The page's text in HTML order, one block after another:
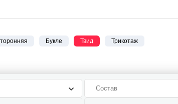
Букле Твид Трикотаж
Состав